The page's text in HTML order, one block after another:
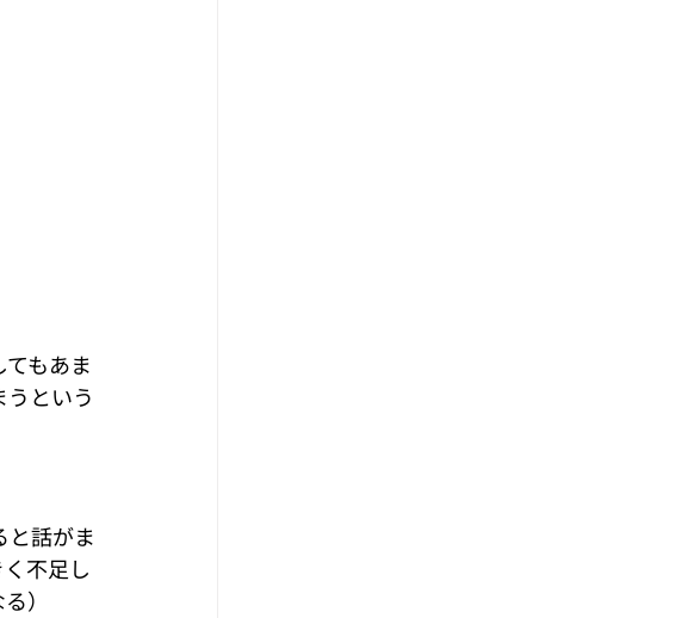
もあま
という
と話がま
不足し
）